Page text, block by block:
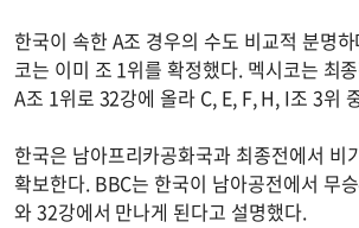
한국이 속한 A조 경우의 수도 비교적 분명
코는 이미 조 1위를 확정했다. 멕시코는 최
A조 1위로 32강에 올라 C, E, F, H, I조 3위
한국은 남아프리카공화국과 최종전에서 비
확보한다. BBC는 한국이 남아공전에서 무
와 32강에서 만나게 된다고 설명했다.